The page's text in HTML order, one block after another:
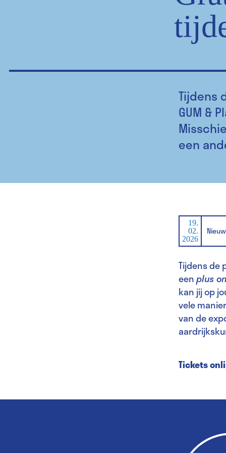
Tijdens
GUM &
een
19.
02.
2026
Tijdens de
eenplus
kan jij op
vele
van de
Tickets